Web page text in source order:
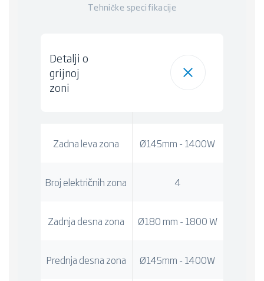
Tehničke specifikacije
Detalji o
grijnoj
zoni
Zadna leva zona Ø145mm - 1400W
Broj električnih zona 4
Zadnja desna zona Ø180 mm - 1800 W
Prednja desna zona Ø145mm - 1400W